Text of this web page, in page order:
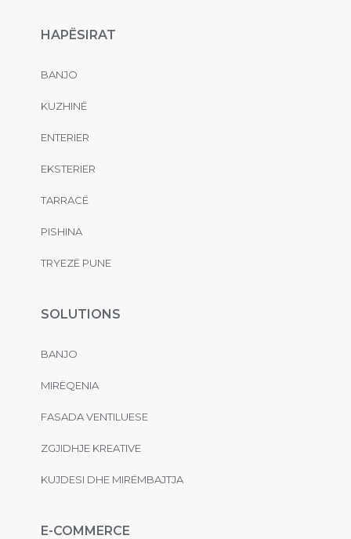
HAPËSIRAT
BANJO
KUZHINË
ENTERIER
EKSTERIER
TARRACË
PISHINA
TRYEZË PUNE
SOLUTIONS
BANJO
MIRËQENIA
FASADA VENTILUESE
ZGJIDHJE KREATIVE
KUJDESI DHE MIRËMBAJTJA
E-COMMERCE